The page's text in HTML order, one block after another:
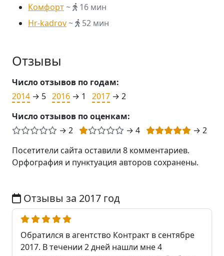
Комфорт~
16 мин
Hr-kadrov~ 52 мин
Отзывы
Число отзывов по годам:
2014 → 5 2016 → 1 2017 → 2
Число отзывов по оценкам:
→ 2
→ 4
→ 2
Посетители сайта оставили 8 комментариев.
Орфография и пунктуация авторов сохранены.
Отзывы за 2017 год
Обратился в агентство Контракт в сентябре
2017. В течении 2 дней нашли мне 4